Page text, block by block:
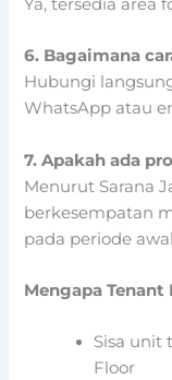
Ya, tersedia area
6. Bagaimana
Hubungi
WhatsApp atau
7. Apakah ada
Menurut Sarana
berkesempatan
pada periode
Mengapa
Sisa unit
Floor